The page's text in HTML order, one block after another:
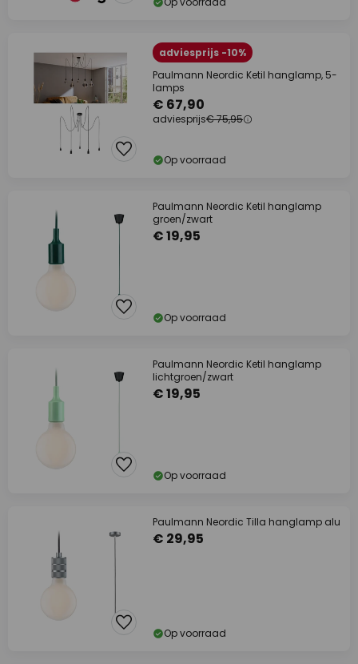
adviesprijs -10%
Paulmann Neordic Ketil hanglamp, 5-
lamps
€ 67,90
adviesprijs€ 75,95
Op voorraad
Paulmann Neordic Ketil hanglamp
groen/zwart
€ 19,95
Op voorraad
Paulmann Neordic Ketil hanglamp
lichtgroen/zwart
€ 19,95
Op voorraad
Paulmann Neordic Tilla hanglamp alu
€ 29,95
Op voorraad